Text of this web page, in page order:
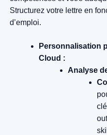
Structurez votre lettre en
d’emploi.
Personnalisation
Cloud :
Analyse